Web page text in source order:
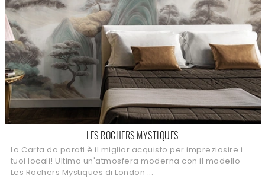
LES ROCHERS MYSTIQUES
La Carta da parati è il miglior acquisto per impreziosire i
tuoi locali! Ultima un'atmosfera moderna con il modello
Les Rochers Mystiques di London ...